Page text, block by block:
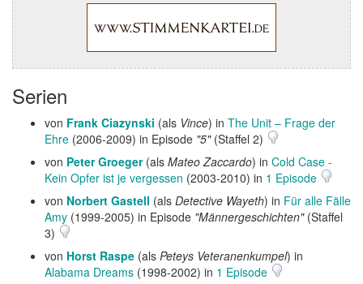
Serien
von Frank Ciazynski (als Vince) in The Unit – Frage der
Ehre (2006-2009) in Episode "5"(Staffel 2)
von Peter Groeger(als Mateo Zaccardo) in Cold Case -
Kein Opfer ist je vergessen (2003-2010) in 1 Episode
von Norbert Gastell (als Detective Wayeth) in Für alle Fälle
Amy (1999-2005) in Episode "Männergeschichten"(Staffel
3)
von Horst Raspe (als Peteys Veteranenkumpel) in
Alabama Dreams (1998-2002) in 1 Episode